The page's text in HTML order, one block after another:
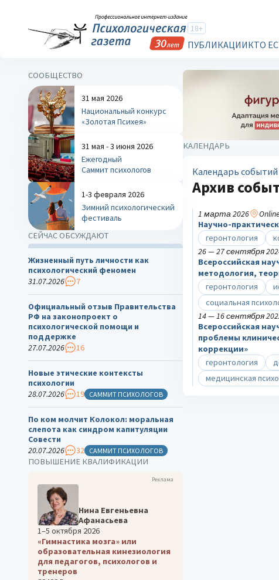
18+
ПУБЛИКАЦИИКТО
КАЛЕНДАРЬ
Календарь
Архив
1 марта 2026
Научно-
геронтология
26 — 27 сентября
Всероссийская
методология,
геронтология
социальная
14 — 16 сентября
Всероссийская
проблемы
коррекции»
геронтология
медицинская
СООБЩЕСТВО
31 мая 2026
Национальный конкурс
«Золотая Психея»
31 мая - 3 июня 2026
Ежегодный
Саммит психологов
1-3 февраля 2026
Зимний психологический
фестиваль
СЕЙЧАС ОБСУЖДАЮТ
Жизненный путь личности как
психологический феномен
31.07.2026
7
Официальный отзыв Правительства
РФ на законопроект о
психологической помощи и
поддержке
27.07.2026
16
Новые этические контексты
психологии
28.07.2026
19 САММИТ ПСИХОЛОГОВ
По ком молчит Колокол: моральная
слепота как синдром капитуляции
Совести
20.07.2026
32 САММИТ ПСИХОЛОГОВ
ПОВЫШЕНИЕ КВАЛИФИКАЦИИ
Реклама
Нина Евгеньевна
Афанасьева
1–5 октября 2026
«Гимнастика мозга» или
образовательная кинезиология
для педагогов, психологов и
тренеров